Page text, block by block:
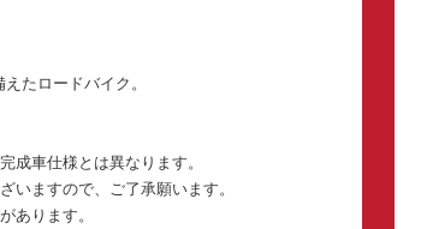
たロードバイク。
成車仕様とは異なります。
いますので、ご了承願います。
あります。